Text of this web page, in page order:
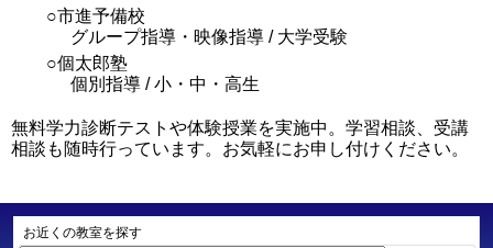
○市進予備校
グループ指導・映像指導 / 大学受験
○個太郎塾
個別指導 / 小・中・高生
無料学力診断テストや体験授業を実施中。学習相談、受講
相談も随時行っています。お気軽にお申し付けください。
お近くの教室を探す